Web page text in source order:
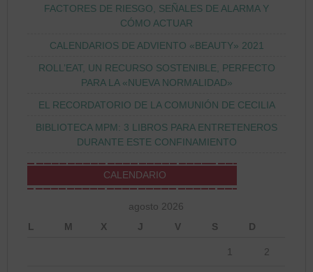
FACTORES DE RIESGO, SEÑALES DE ALARMA Y
CÓMO ACTUAR
CALENDARIOS DE ADVIENTO «BEAUTY» 2021
ROLL’EAT, UN RECURSO SOSTENIBLE, PERFECTO
PARA LA «NUEVA NORMALIDAD»
EL RECORDATORIO DE LA COMUNIÓN DE CECILIA
BIBLIOTECA MPM: 3 LIBROS PARA ENTRETENEROS
DURANTE ESTE CONFINAMIENTO
CALENDARIO
agosto 2026
L
M X J V S D
1 2